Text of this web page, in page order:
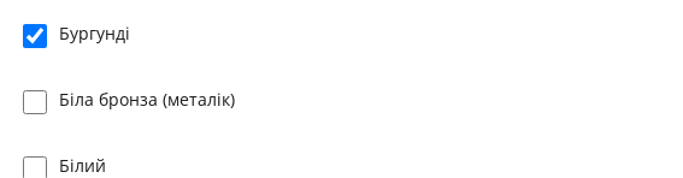
Бургунді
Біла бронза (металік)
Білий